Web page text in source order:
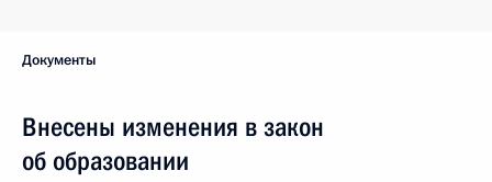
Документы
Внесены изменения в закон
об образовании